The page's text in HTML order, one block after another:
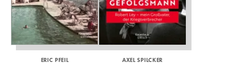
ERIC PFEIL AXEL SPILCKER